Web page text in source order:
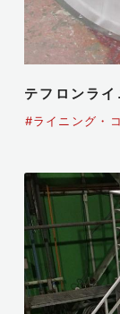
テフロンライ
#ライニング・